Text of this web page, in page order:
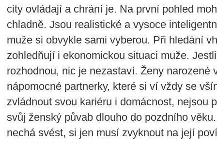
city ovládají a chrání je. Na první pohled
chladně. Jsou realistické a vysoce
muže si obvykle sami vyberou. Při hledání
zohledňují i ekonomickou situaci muže.
rozhodnou, nic je nezastaví. Ženy narozené
nápomocné partnerky, které si ví vždy se
zvládnout svou kariéru i domácnost, nejsou
svůj ženský půvab dlouho do pozdního
nechá svést, si jen musí zvyknout na její